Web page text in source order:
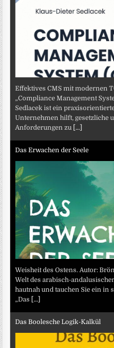
Effektives CMS mit modernen
„Compliance Management
Sedlacek ist ein
Unternehmen hilft, gesetzliche
Anforderungen zu [...]
Das Erwachen der Seele
Weisheit des Ostens. Autor:
Welt des arabisch-
hautnah und tauchen Sie ein in
„Das [...]
Das Boolesche Logik-Kalkül